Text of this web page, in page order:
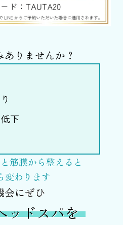
ありませんか？
下
筋膜から整えると
変わります
会にぜひ
ッドスパを